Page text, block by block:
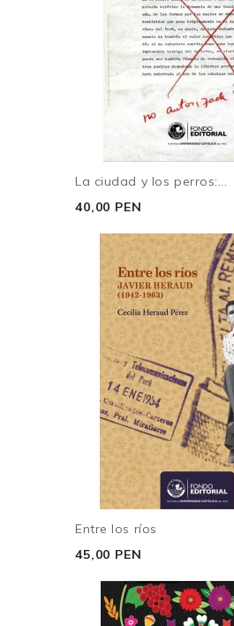
La ciudad y los perros:...
40,00 PEN
Entre los ríos
45,00 PEN